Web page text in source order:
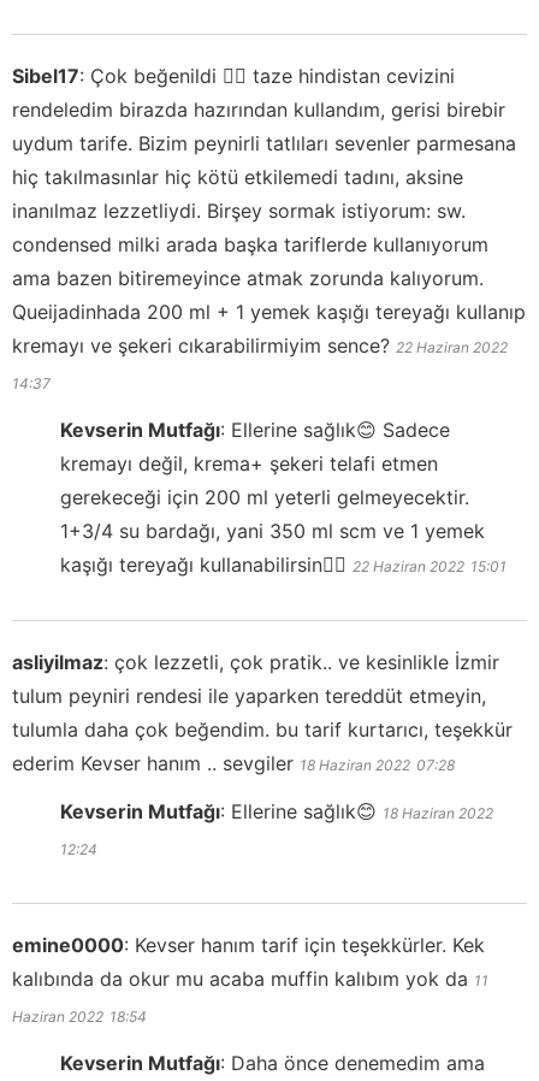
Sibel17: Çok beğenildi 👌🏼 taze hindistan cevizini
rendeledim birazda hazırından kullandım, gerisi birebir
uydum tarife. Bizim peynirli tatlıları sevenler parmesana
hiç takılmasınlar hiç kötü etkilemedi tadını, aksine
inanılmaz lezzetliydi. Birşey sormak istiyorum: sw.
condensed milki arada başka tariflerde kullanıyorum
ama bazen bitiremeyince atmak zorunda kalıyorum.
Queijadinhada 200 ml + 1 yemek kaşığı tereyağı kullanıp
kremayı ve şekeri cıkarabilirmiyim sence? 22 Haziran 2022
14:37
Kevserin Mutfağı: Ellerine sağlık😊 Sadece
kremayı değil, krema+ şekeri telafi etmen
gerekeceği için 200 ml yeterli gelmeyecektir.
1+3/4 su bardağı, yani 350 ml scm ve 1 yemek
kaşığı tereyağı kullanabilirsin👍🏻 22 Haziran 2022 15:01
asliyilmaz: çok lezzetli, çok pratik.. ve kesinlikle İzmir
tulum peyniri rendesi ile yaparken tereddüt etmeyin,
tulumla daha çok beğendim. bu tarif kurtarıcı, teşekkür
ederim Kevser hanım .. sevgiler 18 Haziran 2022 07:28
Kevserin Mutfağı: Ellerine sağlık😊 18 Haziran 2022
12:24
emine0000: Kevser hanım tarif için teşekkürler. Kek
kalıbında da okur mu acaba muffin kalıbım yok da 11
Haziran 2022 18:54
Kevserin Mutfağı: Daha önce denemedim ama